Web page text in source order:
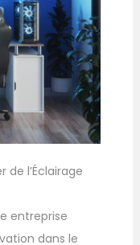
de l’Éclairage
entreprise
dans le